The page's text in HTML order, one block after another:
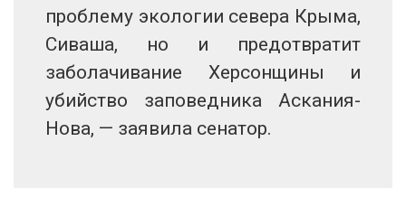
проблему экологии севера Крыма,
Сиваша, но и предотвратит
заболачивание Херсонщины и
убийство заповедника Аскания-
Нова, — заявила сенатор.